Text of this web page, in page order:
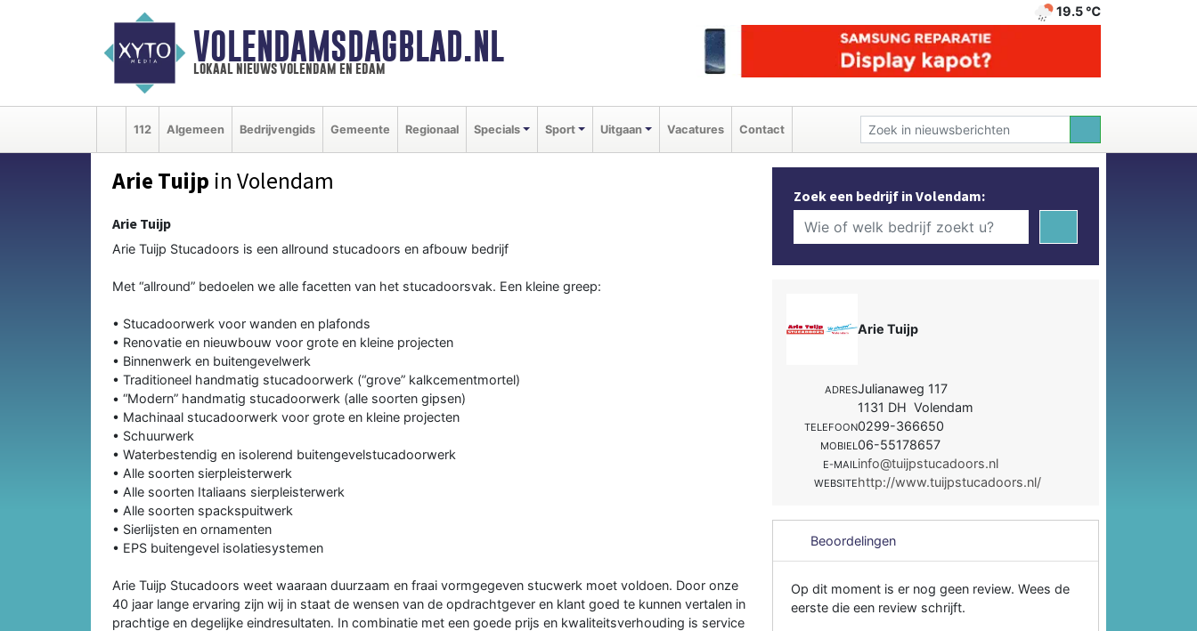
VOLENDAMSDAGBLAD.NL
lokaal nieuws volendam en edam
19.5 ℃
112 Algemeen Bedrijvengids Gemeente Regionaal Specials Sport Uitgaan Vacatures Contact
Arie Tuijp in Volendam
Arie Tuijp
Arie Tuijp Stucadoors is een allround stucadoors en afbouw bedrijf
Met “allround” bedoelen we alle facetten van het stucadoorsvak. Een kleine greep:
• Stucadoorwerk voor wanden en plafonds
• Renovatie en nieuwbouw voor grote en kleine projecten
• Binnenwerk en buitengevelwerk
• Traditioneel handmatig stucadoorwerk (“grove” kalkcementmortel)
• “Modern” handmatig stucadoorwerk (alle soorten gipsen)
• Machinaal stucadoorwerk voor grote en kleine projecten
• Schuurwerk
• Waterbestendig en isolerend buitengevelstucadoorwerk
• Alle soorten sierpleisterwerk
• Alle soorten Italiaans sierpleisterwerk
• Alle soorten spackspuitwerk
• Sierlijsten en ornamenten
• EPS buitengevel isolatiesystemen
Arie Tuijp Stucadoors weet waaraan duurzaam en fraai vormgegeven stucwerk moet voldoen. Door onze
40 jaar lange ervaring zijn wij in staat de wensen van de opdrachtgever en klant goed te kunnen vertalen in
prachtige en degelijke eindresultaten. In combinatie met een goede prijs en kwaliteitsverhouding is service
Zoek een bedrijf in Volendam:
Arie Tuijp
ADRESJulianaweg 117
1131 DH Volendam
TELEFOON0299-366650
MOBIEL06-55178657
E-MAILinfo@tuijpstucadoors.nl
WEBSITEhttp://www.tuijpstucadoors.nl/
Beoordelingen
Op dit moment is er nog geen review. Wees de
eerste die een review schrijft.